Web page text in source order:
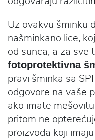
Uz ovakvu šminku
našminkano lice,
od sunca, a za sve
fotoprotektivna
pravi šminka sa
odgovore na vaše
ako imate
pritom ne
proizvoda koji